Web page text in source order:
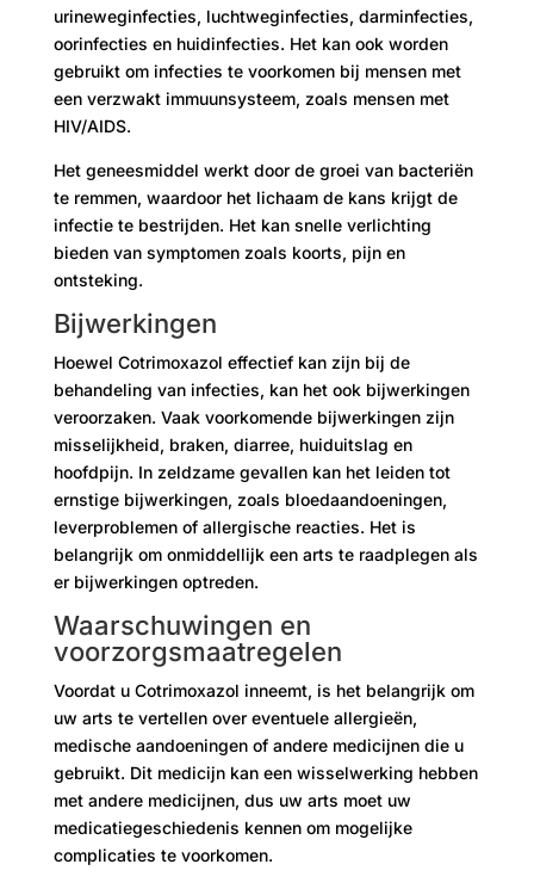
urineweginfecties, luchtweginfecties, darminfecties,
oorinfecties en huidinfecties. Het kan ook worden
gebruikt om infecties te voorkomen bij mensen met
een verzwakt immuunsysteem, zoals mensen met
HIV/AIDS.
Het geneesmiddel werkt door de groei van bacteriën
te remmen, waardoor het lichaam de kans krijgt de
infectie te bestrijden. Het kan snelle verlichting
bieden van symptomen zoals koorts, pijn en
ontsteking.
Bijwerkingen
Hoewel Cotrimoxazol effectief kan zijn bij de
behandeling van infecties, kan het ook bijwerkingen
veroorzaken. Vaak voorkomende bijwerkingen zijn
misselijkheid, braken, diarree, huiduitslag en
hoofdpijn. In zeldzame gevallen kan het leiden tot
ernstige bijwerkingen, zoals bloedaandoeningen,
leverproblemen of allergische reacties. Het is
belangrijk om onmiddellijk een arts te raadplegen als
er bijwerkingen optreden.
Waarschuwingen en
voorzorgsmaatregelen
Voordat u Cotrimoxazol inneemt, is het belangrijk om
uw arts te vertellen over eventuele allergieën,
medische aandoeningen of andere medicijnen die u
gebruikt. Dit medicijn kan een wisselwerking hebben
met andere medicijnen, dus uw arts moet uw
medicatiegeschiedenis kennen om mogelijke
complicaties te voorkomen.